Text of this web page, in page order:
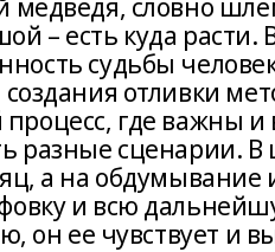
медведя, словно
– есть куда расти.
судьбы
отливки
где важны
разные сценарии. В
а на обдумывание
и всю
он ее чувствует и